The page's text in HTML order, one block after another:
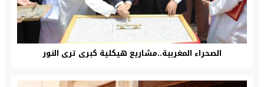
الصحراء المغربية..مشاريع هيكلية كبرى ترى النور